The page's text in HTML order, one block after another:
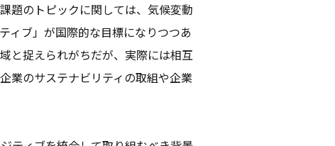
題のトピックに関しては、気候変動
ィブ」が国際的な目標になりつつあ
と捉えられがちだが、実際には相互
業のサステナビリティの取組や企業